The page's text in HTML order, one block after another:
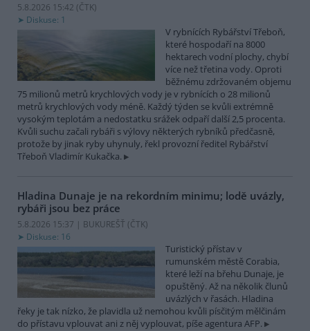
5.8.2026 15:42 (ČTK)
Diskuse: 1
V rybnících Rybářství Třeboň,
které hospodaří na 8000
hektarech vodní plochy, chybí
více než třetina vody. Oproti
běžnému zdržovaném objemu
75 milionů metrů krychlových vody je v rybnících o 28 milionů
metrů krychlových vody méně. Každý týden se kvůli extrémně
vysokým teplotám a nedostatku srážek odpaří další 2,5 procenta.
Kvůli suchu začali rybáři s výlovy některých rybníků předčasně,
protože by jinak ryby uhynuly, řekl provozní ředitel Rybářství
Třeboň Vladimír Kukačka.
Hladina Dunaje je na rekordním minimu; lodě uvázly,
rybáři jsou bez práce
5.8.2026 15:37 | BUKUREŠŤ (ČTK)
Diskuse: 16
Turistický přístav v
rumunském městě Corabia,
které leží na břehu Dunaje, je
opuštěný. Až na několik člunů
uvázlých v řasách. Hladina
řeky je tak nízko, že plavidla už nemohou kvůli písčitým mělčinám
do přístavu vplouvat ani z něj vyplouvat, píše agentura AFP.